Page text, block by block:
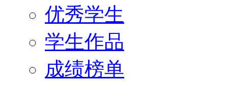
优秀学生
学生作品
成绩榜单